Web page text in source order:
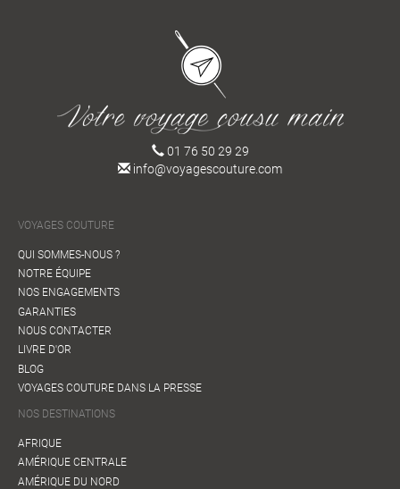
01 76 50 29 29
info@voyagescouture.com
VOYAGES COUTURE
QUI SOMMES-NOUS ?
NOTRE ÉQUIPE
NOS ENGAGEMENTS
GARANTIES
NOUS CONTACTER
LIVRE D'OR
BLOG
VOYAGES COUTURE DANS LA PRESSE
NOS DESTINATIONS
AFRIQUE
AMÉRIQUE CENTRALE
AMÉRIQUE DU NORD